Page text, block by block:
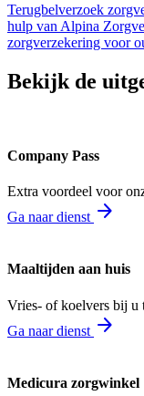
Terugbelverzoek
hulp van Alpina
zorgverzekering voor
Bekijk de
Company Pass
Extra voordeel voor
Ga naar dienst arrow_forward
Maaltijden aan huis
Vries- of koelvers bij u
Ga naar dienst arrow_forward
Medicura zorgwinkel